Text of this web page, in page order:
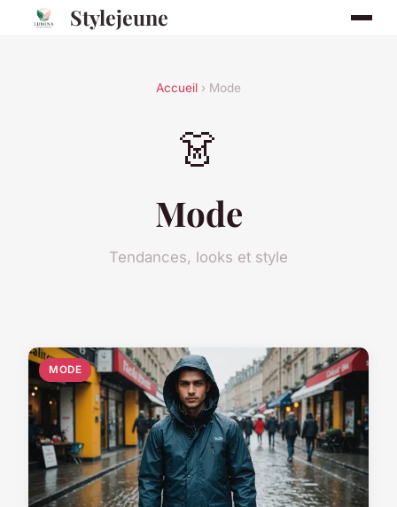
Stylejeune
Accueil › Mode
👗
Mode
Tendances, looks et style
MODE